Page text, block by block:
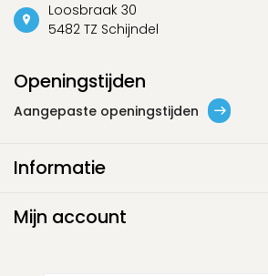
Loosbraak 30
5482 TZ Schijndel
Openingstijden
Aangepaste openingstijden
Informatie
Mijn account